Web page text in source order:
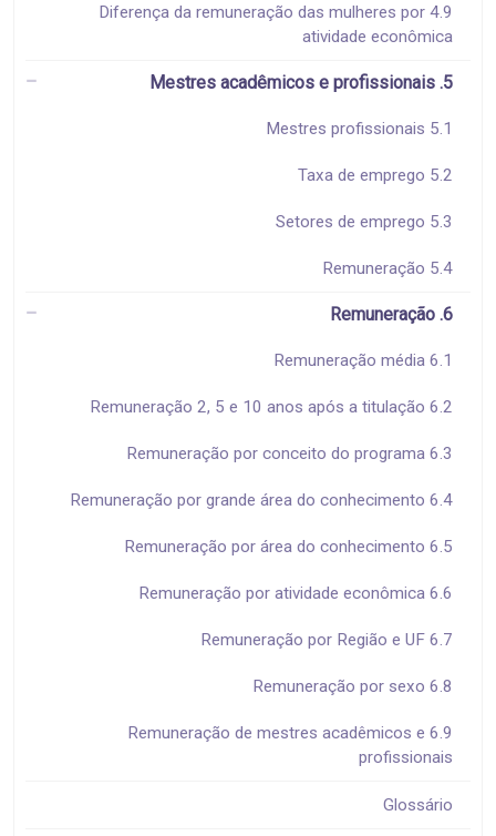
4.9 Diferença da remuneração das mulheres por
atividade econômica
5. Mestres acadêmicos e profissionais
5.1 Mestres profissionais
5.2 Taxa de emprego
5.3 Setores de emprego
5.4 Remuneração
6. Remuneração
6.1 Remuneração média
6.2 Remuneração 2, 5 e 10 anos após a titulação
6.3 Remuneração por conceito do programa
6.4 Remuneração por grande área do conhecimento
6.5 Remuneração por área do conhecimento
6.6 Remuneração por atividade econômica
6.7 Remuneração por Região e UF
6.8 Remuneração por sexo
6.9 Remuneração de mestres acadêmicos e
profissionais
Glossário